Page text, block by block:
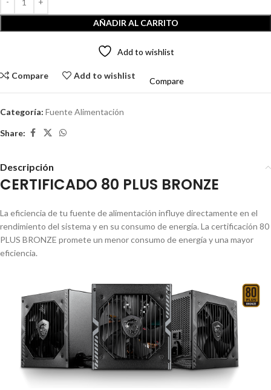
AÑADIR AL CARRITO
Add to wishlist
Compare Add to wishlist
Compare
Categoría: Fuente Alimentación
Share:
Descripción
CERTIFICADO 80 PLUS BRONZE
La eficiencia de tu fuente de alimentación influye directamente en el
rendimiento del sistema y en su consumo de energía. La certificación 80
PLUS BRONZE promete un menor consumo de energía y una mayor
eficiencia.